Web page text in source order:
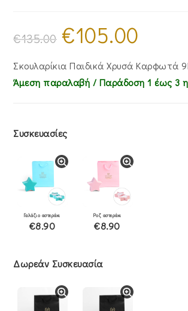
€135.00
Original
price
was:
€105.00
€105.00.
Σκουλαρίκια Παιδικά Χρυσά Καρφωτά
Άμεση παραλαβή / Παράδoση 1 έως 3
Συσκευασίες
Γαλάζιο αστεράκι
€8.90
Ροζ αστεράκι
€8.90
Δωρεάν Συσκευασία